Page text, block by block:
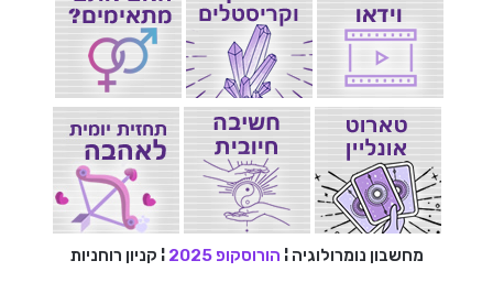
מחשבון נומרולוגיה ¦ הורוסקופ 2025 ¦ קניון רוחניות